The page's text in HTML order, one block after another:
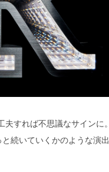
すれば不思議なサインに。
続いていくかのような演出